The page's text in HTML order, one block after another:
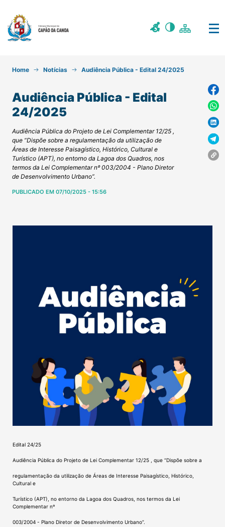
Home Notícias Audiência Pública - Edital 24/2025
Audiência Pública - Edital
24/2025
Audiência Pública do Projeto de Lei Complementar 12/25 ,
que “Dispõe sobre a regulamentação da utilização de
Áreas de Interesse Paisagístico, Histórico, Cultural e
Turístico (APT), no entorno da Lagoa dos Quadros, nos
termos da Lei Complementar nº 003/2004 - Plano Diretor
de Desenvolvimento Urbano”.
PUBLICADO EM 07/10/2025 - 15:56
Edital 24/25
Audiência Pública do Projeto de Lei Complementar 12/25 , que “Dispõe sobre a
regulamentação da utilização de Áreas de Interesse Paisagístico, Histórico,
Cultural e
Turístico (APT), no entorno da Lagoa dos Quadros, nos termos da Lei
Complementar nº
003/2004 - Plano Diretor de Desenvolvimento Urbano”.